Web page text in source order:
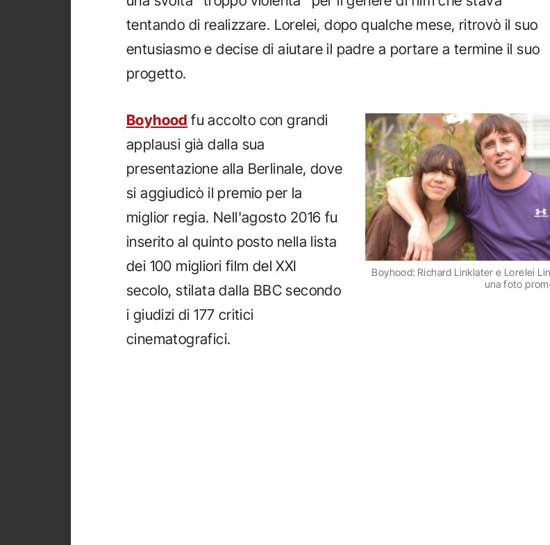
tentando di realizzare. Lorelei, dopo qualche mese, ritrovò il suo
entusiasmo e decise di aiutare il padre a portare a termine il suo
progetto.
Boyhood: Richard Linklater e Lorelei
una foto
Boyhood fu accolto con grandi
applausi già dalla sua
presentazione alla Berlinale, dove
si aggiudicò il premio per la
miglior regia. Nell'agosto 2016 fu
inserito al quinto posto nella lista
dei 100 migliori film del XXI
secolo, stilata dalla BBC secondo
i giudizi di 177 critici
cinematografici.